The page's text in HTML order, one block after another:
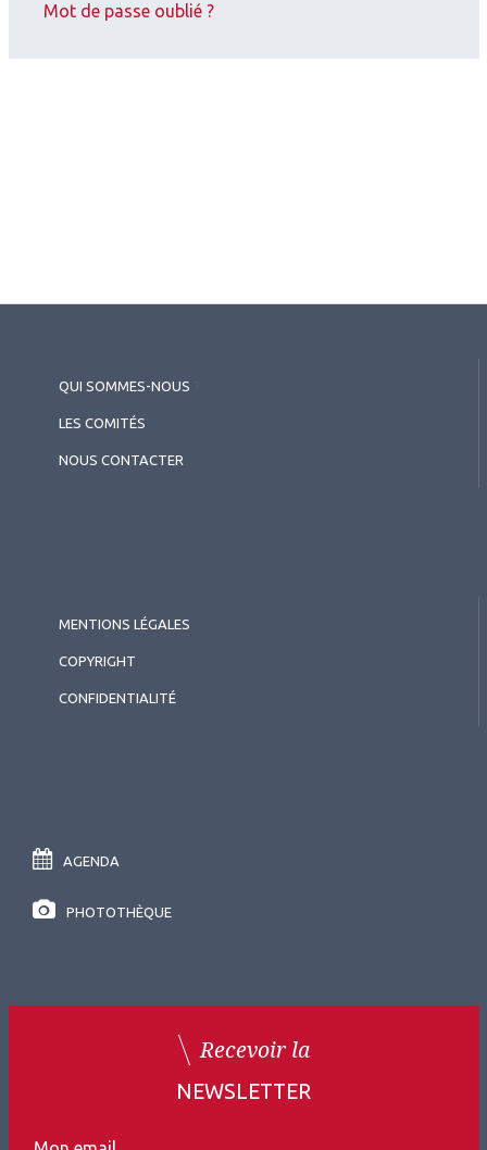
Mot de passe oublié ?
QUI SOMMES-NOUS
LES COMITÉS
NOUS CONTACTER
MENTIONS LÉGALES
COPYRIGHT
CONFIDENTIALITÉ
AGENDA
PHOTOTHÈQUE
Recevoir la
NEWSLETTER